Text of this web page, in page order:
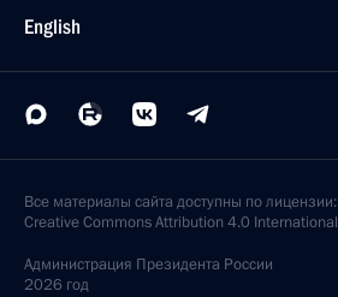
English
Все материалы сайта доступны по лицензии:
Creative Commons Attribution 4.0 International
Администрация Президента России
2026 год